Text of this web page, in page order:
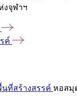
จุฬาฯ
ค์
ที่สร้างสรรค์ หอสมุ